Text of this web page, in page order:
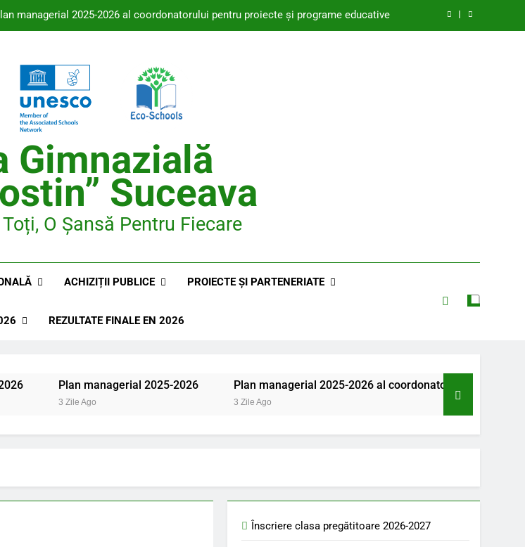
managerial 2025-2026 al coordonatorului pentru proiecte și programe educative
pe săli la proba scrisă din cadrul concursului național de Titularizare 2026
Proiectul de dezvoltare instituțională 2022-2027
pe săli la proba scrisă din cadrul concursului național de Titularizare 2026
Gimnazială
Suceava
O Șansă Pentru Fiecare
ACHIZIȚII PUBLICE PROIECTE ȘI PARTENERIATE
REZULTATE FINALE EN 2026
Plan managerial 2025-2026
3 Zile Ago
Plan managerial 2025-2026 al coordonatorului pentru
3 Zile Ago
Înscriere clasa pregătitoare 2026-2027